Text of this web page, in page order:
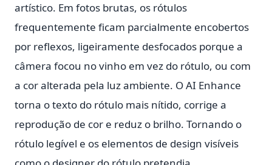
artístico. Em fotos brutas, os rótulos
frequentemente ficam parcialmente encobertos
por reflexos, ligeiramente desfocados porque a
câmera focou no vinho em vez do rótulo, ou com
a cor alterada pela luz ambiente. O AI Enhance
torna o texto do rótulo mais nítido, corrige a
reprodução de cor e reduz o brilho. Tornando o
rótulo legível e os elementos de design visíveis